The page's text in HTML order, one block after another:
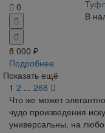
0
В
8 000 ₽
Подробнее
Показать ещё
1 2 ... 268
Что же может
чудо произведения
универсальны, на